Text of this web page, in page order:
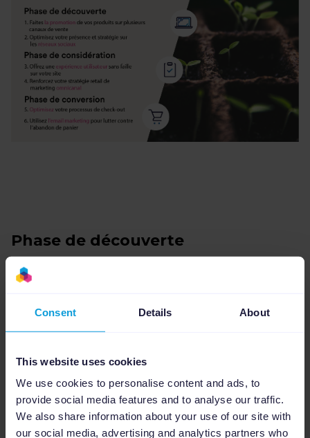
Consent Details About
This website uses cookies
We use cookies to personalise content and ads, to
provide social media features and to analyse our traffic.
We also share information about your use of our site with
our social media, advertising and analytics partners who
Phase de découverte
1. Faites la promotion de vos produits sur
plus susceptibles de rechercher des produits
Maison & Jardin directement sur Google et
sur les marketplaces, plateformes sur
lesquelles vos concurrents sont peut-être déjà